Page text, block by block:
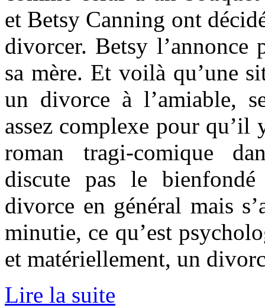
et Betsy Canning ont
divorcer. Betsy
sa mère. Et voilà qu’une
un divorce à l’amiable,
assez complexe pour
roman tragi-comique
discute pas le
divorce en général mais
minutie, ce qu’est
et matériellement, un
Lire la suite